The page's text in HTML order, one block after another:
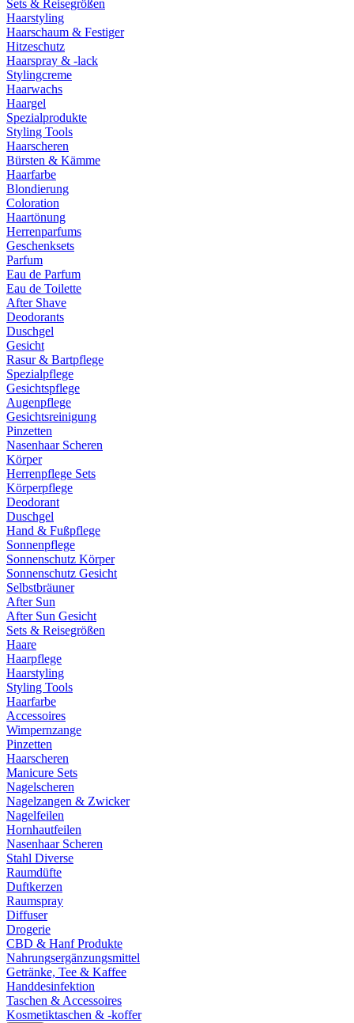
Sets & Reisegrößen
Haarstyling
Haarschaum & Festiger
Hitzeschutz
Haarspray & -lack
Stylingcreme
Haarwachs
Haargel
Spezialprodukte
Styling Tools
Haarscheren
Bürsten & Kämme
Haarfarbe
Blondierung
Coloration
Haartönung
Herrenparfums
Geschenksets
Parfum
Eau de Parfum
Eau de Toilette
After Shave
Deodorants
Duschgel
Gesicht
Rasur & Bartpflege
Spezialpflege
Gesichtspflege
Augenpflege
Gesichtsreinigung
Pinzetten
Nasenhaar Scheren
Körper
Herrenpflege Sets
Körperpflege
Deodorant
Duschgel
Hand & Fußpflege
Sonnenpflege
Sonnenschutz Körper
Sonnenschutz Gesicht
Selbstbräuner
After Sun
After Sun Gesicht
Sets & Reisegrößen
Haare
Haarpflege
Haarstyling
Styling Tools
Haarfarbe
Accessoires
Wimpernzange
Pinzetten
Haarscheren
Manicure Sets
Nagelscheren
Nagelzangen & Zwicker
Nagelfeilen
Hornhautfeilen
Nasenhaar Scheren
Stahl Diverse
Raumdüfte
Duftkerzen
Raumspray
Diffuser
Drogerie
CBD & Hanf Produkte
Nahrungsergänzungsmittel
Getränke, Tee & Kaffee
Handdesinfektion
Taschen & Accessoires
Kosmetiktaschen & -koffer